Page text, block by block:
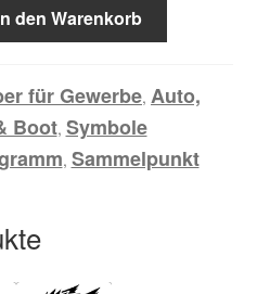
den Warenkorb
für Gewerbe, Auto,
Boot, Symbole
, Sammelpunkt